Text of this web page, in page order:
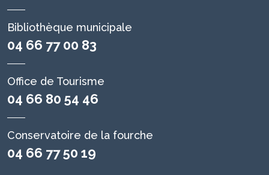
Bibliothèque municipale
04 66 77 00 83
Office de Tourisme
04 66 80 54 46
Conservatoire de la fourche
04 66 77 50 19